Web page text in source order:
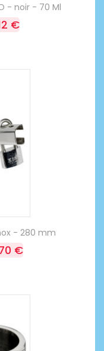
- noir - 70 Ml
€
- 280 mm
€